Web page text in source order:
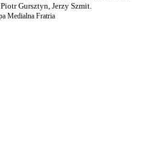
Gursztyn, Jerzy Szmit.
Medialna Fratria